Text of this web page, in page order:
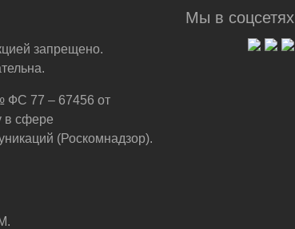
Мы в соцсетях
запрещено.
ФС 77 – 67456 от
в сфере
(Роскомнадзор).